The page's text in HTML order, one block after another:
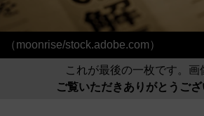
（moonrise/stock.adobe.com）
これが最後の一枚です。画
ご覧いただきありがとうござ